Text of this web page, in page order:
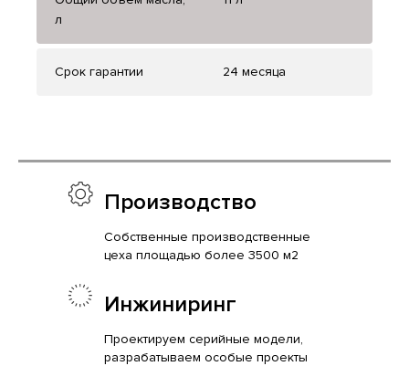
л
Срок гарантии 24 месяца
Производство
Собственные производственные
цеха площадью более 3500 м2
Инжиниринг
Проектируем серийные модели,
разрабатываем особые проекты